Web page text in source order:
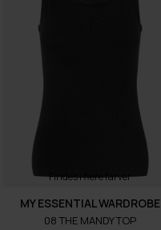
Findes i flere farver
MY ESSENTIAL WARDROBE
08 THE MANDY TOP